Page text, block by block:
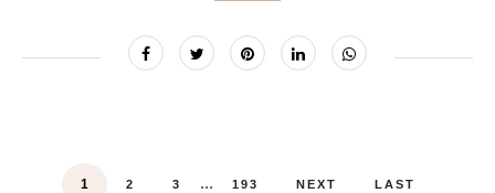
1 2 3 ... 193 NEXT LAST